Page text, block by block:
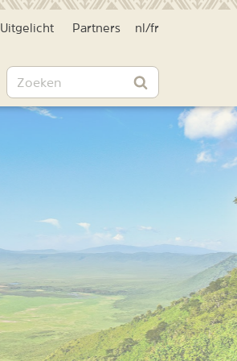
Uitgelicht Partners nl /fr
Zoeken
Zoeken